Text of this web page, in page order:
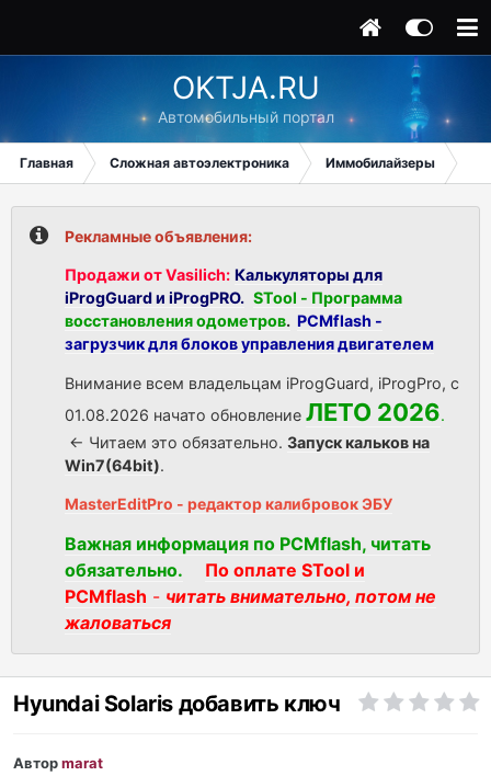
OKTJA.RU
Автомобильный портал
Главная Сложная автоэлектроника Иммобилайзеры
Рекламные объявления:
Продажи от Vasilich: Калькуляторы для
iProgGuard и iProgPRO. STool - Программа
восстановления одометров. PCMflash -
загрузчик для блоков управления двигателем
Внимание всем владельцам iProgGuard, iProgPro, с
01.08.2026 начато обновление ЛЕТО 2026.
<- Читаем это обязательно. Запуск кальков на
Win7(64bit).
MasterEditPro - редактор калибровок ЭБУ
Важная информация по PCMflash, читать
обязательно.
По оплате STool и
PCMflash - читать внимательно, потом не
жаловаться
Hyundai Solaris добавить ключ
Авторmarat